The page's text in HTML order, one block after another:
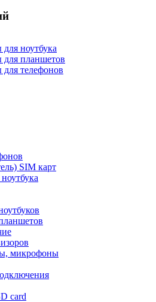
ноутбука
для планшетов
телефонов
SIM карт
микрофоны
card